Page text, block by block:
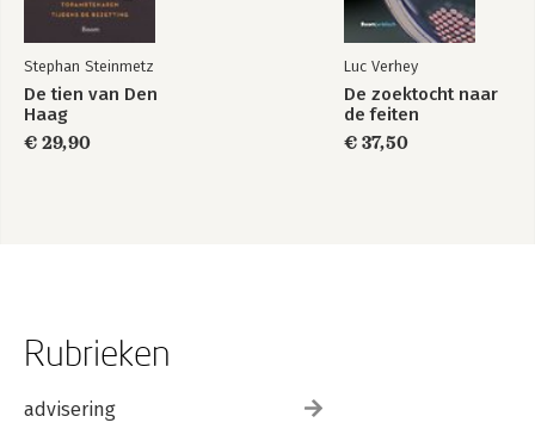
Stephan Steinmetz
De tien van Den
Haag
€ 29,90
Luc Verhey
De zoektocht naar
de feiten
€ 37,50
Rubrieken
advisering